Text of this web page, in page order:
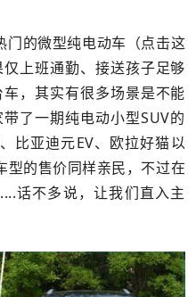
的微型纯电动车（点击这
上班通勤、接送孩子足够
，其实有很多场景是不能
了一期纯电动小型SUV的
比亚迪元EV、欧拉好猫以
型的售价同样亲民，不过在
话不多说，让我们直入主